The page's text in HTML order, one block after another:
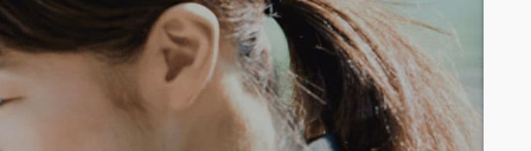
總價
490萬